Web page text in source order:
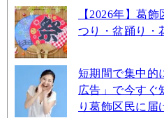
【2026年】葛
つり・盆踊り・
短期間で集中的
広告」で今すぐ
り葛飾区民に届